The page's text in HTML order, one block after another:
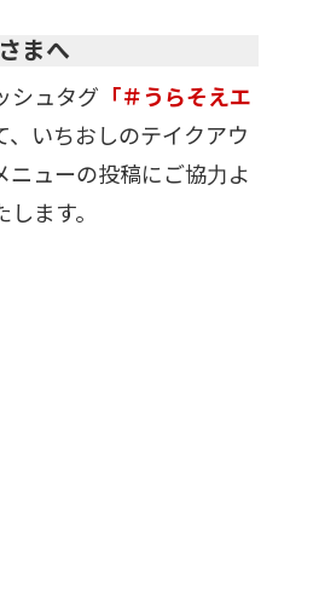
まへ
シュタグ 「＃うらそえエ
、いちおしのテイクアウ
ニューの投稿にご協力よ
ます。